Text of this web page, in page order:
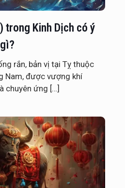
trong Kinh Dịch có ý
rắn, bản vị tại Tỵ thuộc
Nam, được vượng khí
chuyên ứng […]